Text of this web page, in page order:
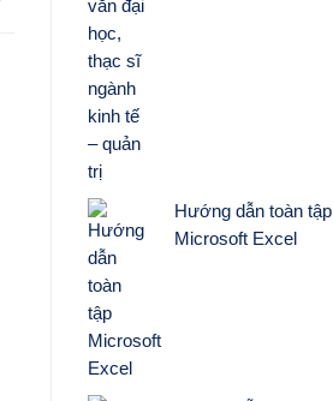
Hướng dẫn toàn tập
Microsoft Excel